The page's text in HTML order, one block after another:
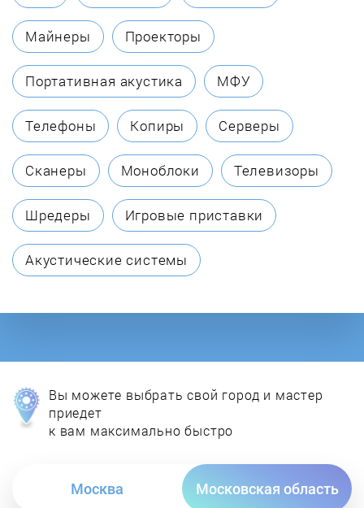
Майнеры Проекторы
Портативная акустика МФУ
Телефоны Копиры Серверы
Сканеры Моноблоки Телевизоры
Шредеры Игровые приставки
Акустические системы
Вы можете выбрать свой город и мастер
приедет
к вам максимально быстро
Москва Московская область